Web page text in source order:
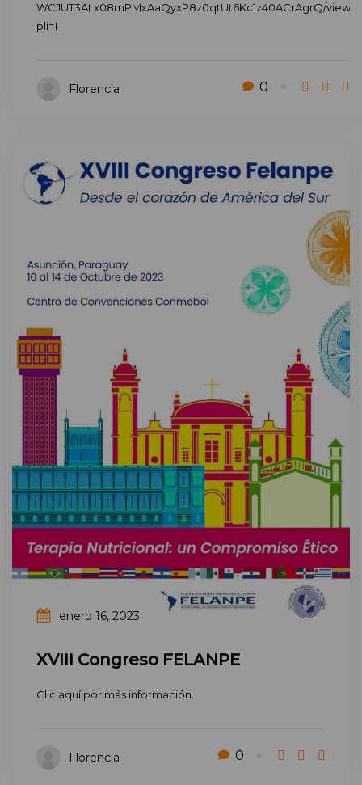
WCJUT3ALx08mPMxAaQyxP8z0qtUt6Kc1z40ACrAgrQ/
pli=1
Florencia 0
enero 16, 2023
XVIII Congreso FELANPE
Clic aquí por más información.
Florencia 0